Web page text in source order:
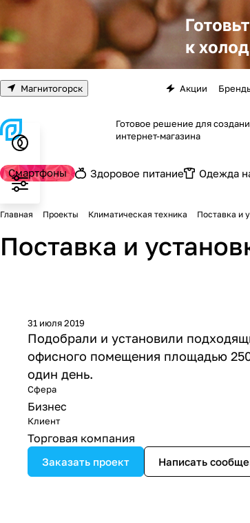
Магнитогорск Акции
Готовое решение для
интернет-магазина
Смартфоны Здоровое питание Одежда
Главная Проекты Климатическая техника Поставка и
Поставка и
31 июля 2019
Подобрали и установили
офисного помещения площадью
один день.
Сфера
Бизнес
Клиент
Торговая компания
Заказать проект Написать